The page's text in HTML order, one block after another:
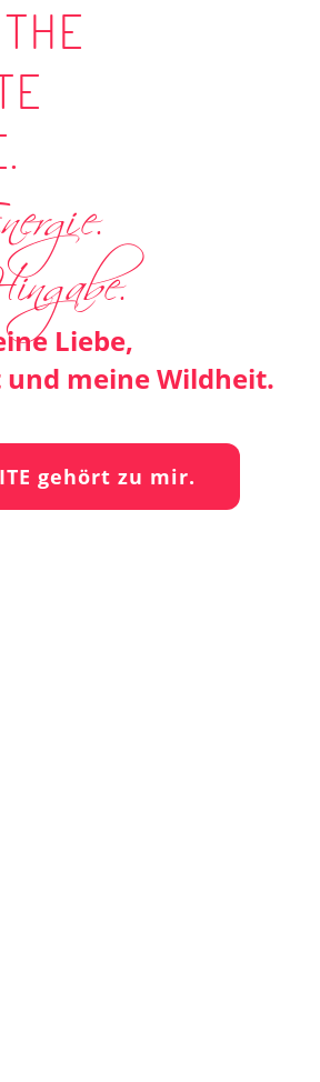
Liebe,
meine Wildheit.
gehört zu mir.